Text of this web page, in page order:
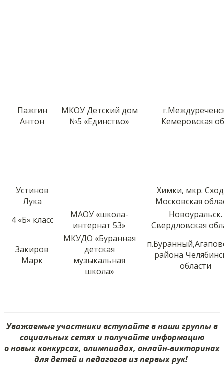
Пажгин
Антон
МКОУ Детский дом
№5 «Единство»
Кемеровская
Устинов
Лука
Химки, мкр.
Московская
4 «Б» класс
МАОУ «школа-
интернат 53»
Новоуральск.
Свердловская
Закиров
Марк
МКУДО «Буранная
детская
музыкальная
школа»
района
области
Уважаемые участники вступайте в наши группы в
социальных сетях и получайте информацию
о новых конкурсах, олимпиадах, онлайн-викторинах
для детей и педагогов из первых рук!